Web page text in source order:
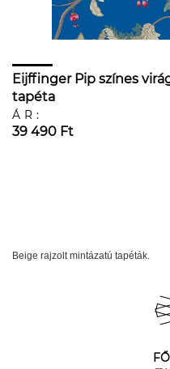
Eijffinger Pip színes
tapéta
ÁR:
39 490 Ft
Beige rajzolt mintázatú tapéták.